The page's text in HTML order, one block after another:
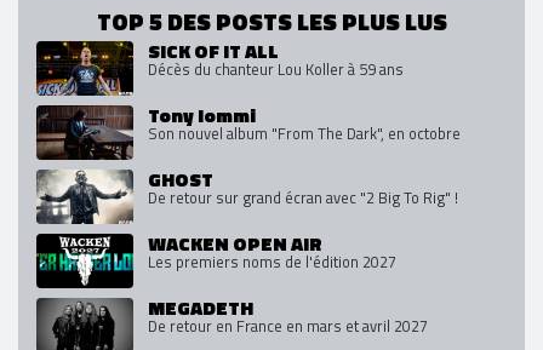
TOP 5 DES POSTS LES PLUS LUS
SICK OF IT ALL
Décès du chanteur Lou Koller à 59 ans
Tony Iommi
Son nouvel album "From The Dark", en octobre
GHOST
De retour sur grand écran avec "2 Big To Rig" !
WACKEN OPEN AIR
Les premiers noms de l'édition 2027
MEGADETH
De retour en France en mars et avril 2027